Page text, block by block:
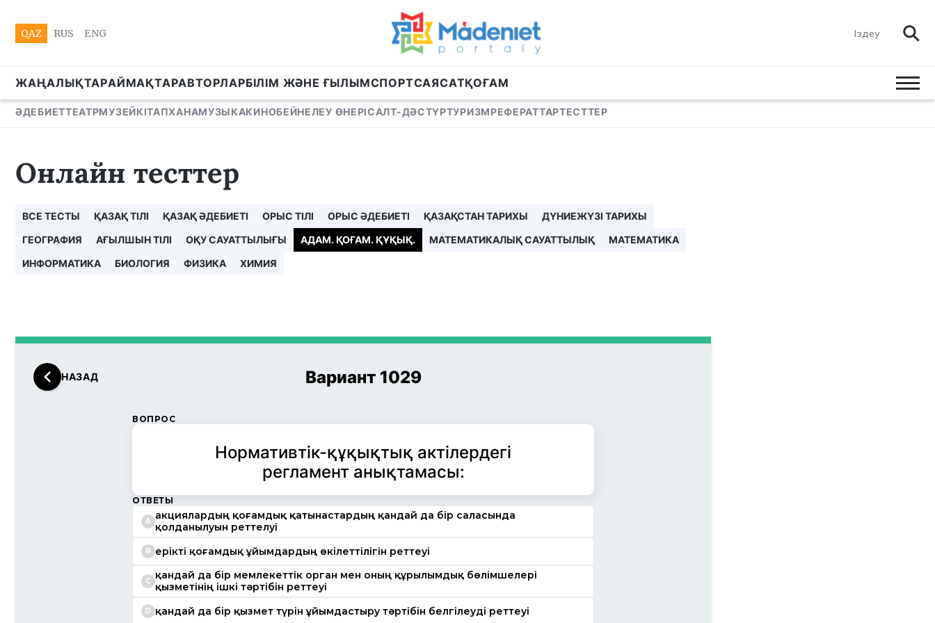
QAZ RUS ENG
ЖАҢАЛЫҚТАРАЙМАҚТАРАВТОРЛАРБІЛІМ ЖӘНЕ ҒЫЛЫМСПОРТСАЯСАТҚОҒАМ
ӘДЕБИЕТТЕАТРМУЗЕЙКІТАПХАНАМУЗЫКАКИНОБЕЙНЕЛЕУ ӨНЕРІСАЛТ-ДӘСТҮРТУРИЗМРЕФЕРАТТАРТЕСТТЕР
Онлайн тесттер
ВСЕ ТЕСТЫ ҚАЗАҚ ТІЛІ ҚАЗАҚ ӘДЕБИЕТІ ОРЫС ТІЛІ ОРЫС ӘДЕБИЕТІ ҚАЗАҚСТАН ТАРИХЫ
ДҮНИЕЖҮЗІ ТАРИХЫ
ГЕОГРАФИЯ
АҒЫЛШЫН ТІЛІ ОҚУ САУАТТЫЛЫҒЫ АДАМ. ҚОҒАМ. ҚҰҚЫҚ. МАТЕМАТИКАЛЫҚ САУАТТЫЛЫҚ
МАТЕМАТИКА
ИНФОРМАТИКА
БИОЛОГИЯ ФИЗИКА ХИМИЯ
НАЗАД Вариант 1029
ВОПРОС
Нормативтік-құқықтық актілердегі
регламент анықтамасы:
ОТВЕТЫ
A
акциялардың қоғамдық қатынастардың қандай да бір саласында
қолданылуын реттелуі
B ерікті қоғамдық ұйымдардың өкілеттілігін реттеуі
C
қандай да бір мемлекеттік орган мен оның құрылымдық бөлімшелері
қызметінің ішкі тәртібін реттеуі
D қандай да бір қызмет түрін ұйымдастыру тәртібін белгілеуді реттеуі